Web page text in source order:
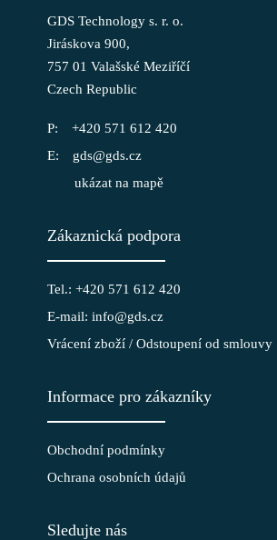
GDS Technology s. r. o.
Jiráskova 900,
757 01 Valašské Meziříčí
Czech Republic
+420 571 612 420
gds@gds.cz
ukázat na mapě
Zákaznická podpora
Tel.: +420 571 612 420
E-mail: info@gds.cz
Vrácení zboží / Odstoupení od smlouvy
Informace pro zákazníky
Obchodní podmínky
Ochrana osobních údajů
Sledujte nás